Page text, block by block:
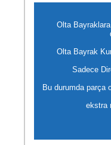
Olta
Olta Bayrak
Sadece
Bu durumda parça
ekstra